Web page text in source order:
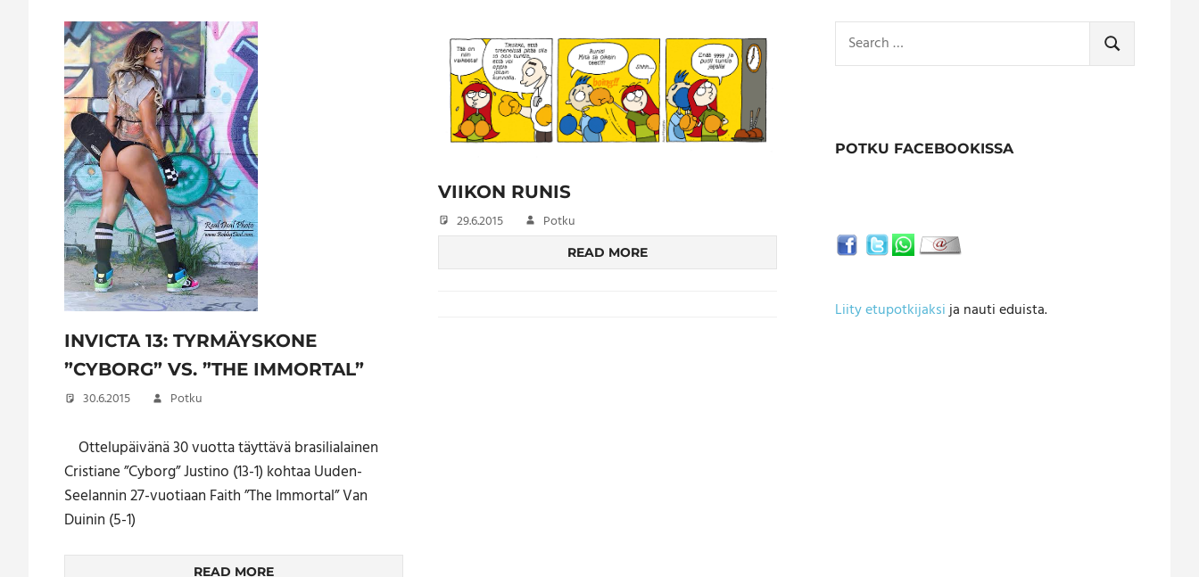
INVICTA 13: TYRMÄYSKONE
”CYBORG” VS. ”THE IMMORTAL”
30.6.2015 Potku
Ottelupäivänä 30 vuotta täyttävä brasilialainen
Cristiane ”Cyborg” Justino (13-1) kohtaa Uuden-
Seelannin 27-vuotiaan Faith ”The Immortal” Van
Duinin (5-1)
READ MORE
VIIKON RUNIS
29.6.2015 Potku
READ MORE
for:
SEARCH
POTKU FACEBOOKISSA
Liity etupotkijaksija nauti eduista.